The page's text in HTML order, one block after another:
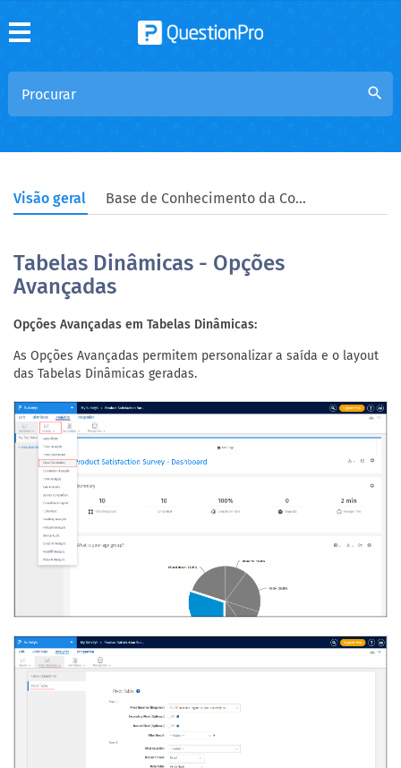
search
Visão geral Base de Conhecimento da Comunidade
Tabelas Dinâmicas - Opções
Avançadas
Opções Avançadas em Tabelas Dinâmicas:
As Opções Avançadas permitem personalizar a saída e o layout
das Tabelas Dinâmicas geradas.